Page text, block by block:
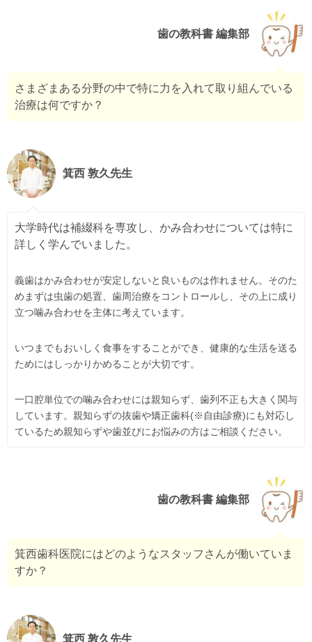
歯の教科書 編集部
さまざまある分野の中で特に力を入れて取り組んでいる
治療は何ですか？
箕西 敦久先生
大学時代は補綴科を専攻し、かみ合わせについては特に
詳しく学んでいました。
義歯はかみ合わせが安定しないと良いものは作れません。そのた
めまずは虫歯の処置、歯周治療をコントロールし、その上に成り
立つ噛み合わせを主体に考えています。
いつまでもおいしく食事をすることができ、健康的な生活を送る
ためにはしっかりかめることが大切です。
一口腔単位での噛み合わせには親知らず、歯列不正も大きく関与
しています。親知らずの抜歯や矯正歯科(※自由診療)にも対応し
ているため親知らずや歯並びにお悩みの方はご相談ください。
歯の教科書 編集部
箕西歯科医院にはどのようなスタッフさんが働いていま
すか？
箕西 敦久先生